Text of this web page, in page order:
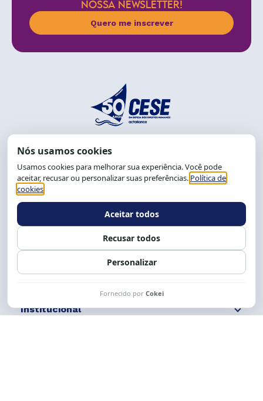
NOSSA NEWSLETTER!
Quero me inscrever
End.: R. da Graça, 150. Graça
CEP: 40.150-055
Salvador-BA, Brasil.
Tel.: (71) 2104-5457, Cel.: (71) 9 9239-2104 ou 2105
Expediente: 8h às 12h e 13 às 17h.
Siga nossas redes Fale conosco
Institucional